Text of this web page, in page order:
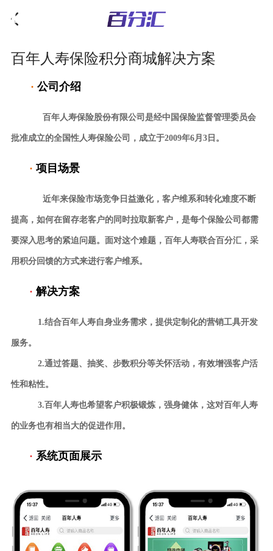
百年人寿保险积分商城解决方案
· 公司介绍
百年人寿保险股份有限公司是经中国保险监督管理委员会
批准成立的全国性人寿保险公司，成立于2009年6月3日。
· 项目场景
近年来保险市场竞争日益激化，客户维系和转化难度不断
提高，如何在留存老客户的同时拉取新客户，是每个保险公司都需
要深入思考的紧迫问题。面对这个难题，百年人寿联合百分汇，采
用积分回馈的方式来进行客户维系。
· 解决方案
1.结合百年人寿自身业务需求，提供定制化的营销工具开发
服务。
2.通过答题、抽奖、步数积分等关怀活动，有效增强客户活
性和粘性。
3.百年人寿也希望客户积极锻炼，强身健体，这对百年人寿
的业务也有相当大的促进作用。
· 系统页面展示